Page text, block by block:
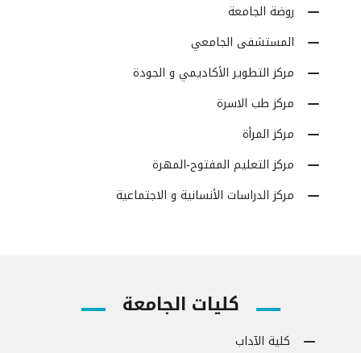
روضة الجامعة
المستشفى الجامعي
مركز التطوير الأكاديمي و الجودة
مركز طب الاسرة
مركز المرأة
مركز التعليم المفتوح-المهرة
مركز الدراسات الأنسانية و الاجتماعية
كليات الجامعة
كلية الآداب